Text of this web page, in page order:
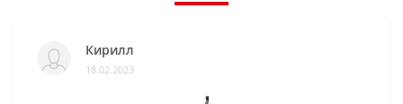
Кирилл
18.02.2023